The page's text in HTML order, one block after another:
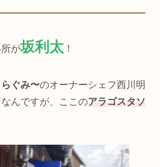
が坂利太 ！
ぐみ〜のオーナーシェフ西川明
んですが、ここのアラゴスタソ